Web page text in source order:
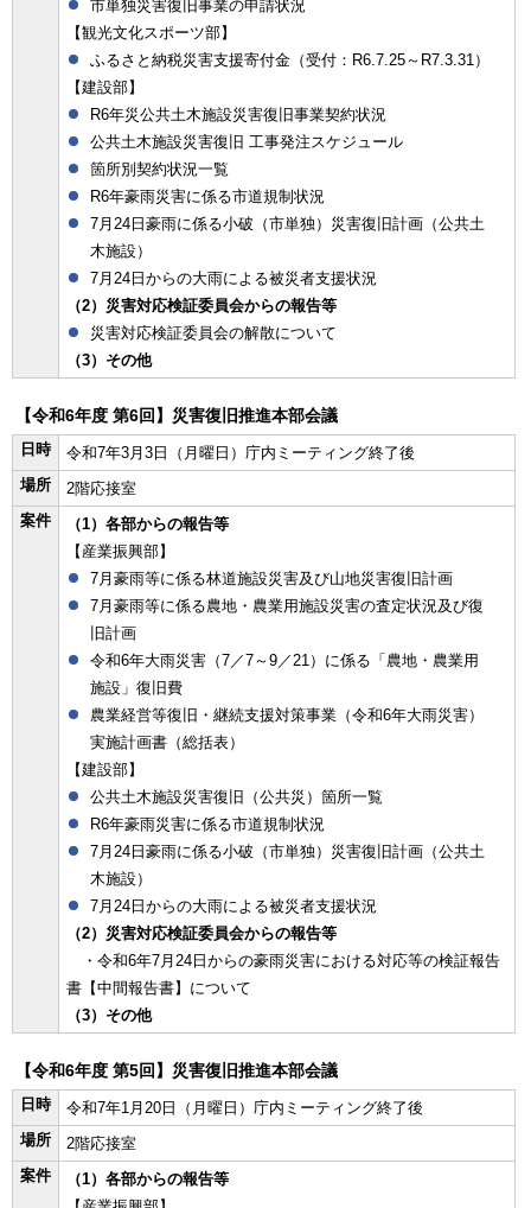
市単独災害復旧事業の申請状況
【観光文化スポーツ部】
ふるさと納税災害支援寄付金（受付：R6.7.25～R7.3.31）
【建設部】
R6年災公共土木施設災害復旧事業契約状況
公共土木施設災害復旧 工事発注スケジュール
箇所別契約状況一覧
R6年豪雨災害に係る市道規制状況
7月24日豪雨に係る小破（市単独）災害復旧計画（公共土
木施設）
7月24日からの大雨による被災者支援状況
（2）災害対応検証委員会からの報告等
災害対応検証委員会の解散について
（3）その他
【令和6年度 第6回】災害復旧推進本部会議
日時
令和7年3月3日（月曜日）庁内ミーティング終了後
場所
2階応接室
案件
（1）各部からの報告等
【産業振興部】
7月豪雨等に係る林道施設災害及び山地災害復旧計画
7月豪雨等に係る農地・農業用施設災害の査定状況及び復
旧計画
令和6年大雨災害（7／7～9／21）に係る「農地・農業用
施設」復旧費
農業経営等復旧・継続支援対策事業（令和6年大雨災害）
実施計画書（総括表）
【建設部】
公共土木施設災害復旧（公共災）箇所一覧
R6年豪雨災害に係る市道規制状況
7月24日豪雨に係る小破（市単独）災害復旧計画（公共土
木施設）
7月24日からの大雨による被災者支援状況
（2）災害対応検証委員会からの報告等
・令和6年7月24日からの豪雨災害における対応等の検証報告
書【中間報告書】について
（3）その他
【令和6年度 第5回】災害復旧推進本部会議
日時
令和7年1月20日（月曜日）庁内ミーティング終了後
場所
2階応接室
案件
（1）各部からの報告等